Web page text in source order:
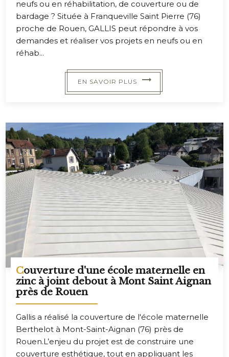
neufs ou en réhabilitation, de couverture ou de
bardage ? Située à Franqueville Saint Pierre (76)
proche de Rouen, GALLIS peut répondre à vos
demandes et réaliser vos projets en neufs ou en
réhab...
EN SAVOIR PLUS
Couverture d'une école maternelle en
zinc à joint debout à Mont Saint Aignan
près de Rouen
Gallis a réalisé la couverture de l'école maternelle
Berthelot à Mont-Saint-Aignan (76) près de
Rouen.L’enjeu du projet est de construire une
couverture esthétique, tout en appliquant les